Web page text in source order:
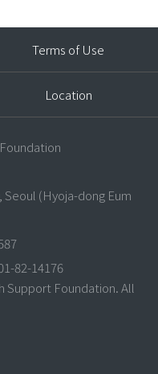
Terms of Use
Location
Seoul (Hyoja-dong Eum
82-14176
Support Foundation. All